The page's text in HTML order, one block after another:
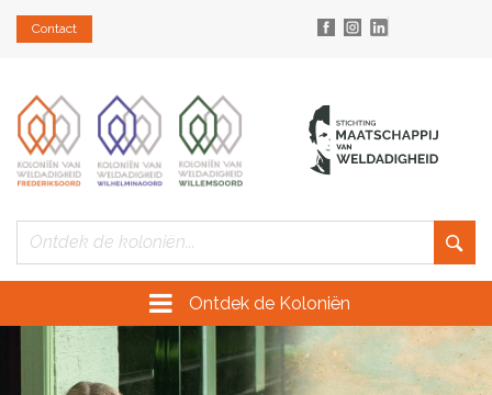
Contact
Ontdek de Koloniën